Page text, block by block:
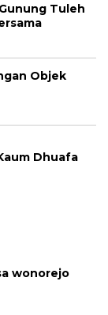
Tuleh
Objek
Dhuafa
wonorejo